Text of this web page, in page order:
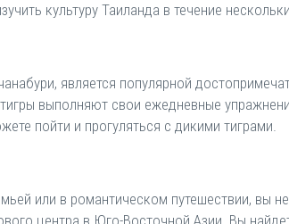
культуру Таиланда в течение
является популярной
выполняют свои ежедневные
пойти и прогуляться с дикими тиграми.
или в романтическом путешествии,
центра в Юго-Восточной Азии. Вы